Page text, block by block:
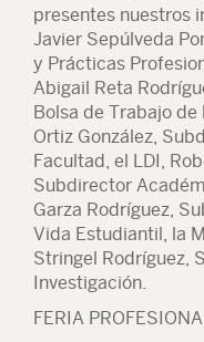
presentes nuestros
Javier Sepúlveda
y Prácticas
Abigail Reta
Bolsa de Trabajo de
Ortiz González,
Facultad, el LDI,
Subdirector
Garza Rodríguez,
Vida Estudiantil, la
Stringel Rodríguez,
Investigación.
FERIA